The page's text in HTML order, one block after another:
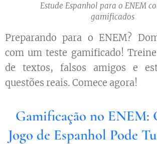
Estude Espanhol para o ENEM
gamificados
Preparando para o ENEM?
com um teste gamificado!
de textos, falsos amigos e
questões reais. Comece agora!
Gamificação no ENEM:
Jogo de Espanhol Pode